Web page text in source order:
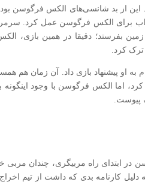
از بد شانسی‌های الکس فرگوسن بوده
برای الکس فرگوسن عمل کرد.
بفرستد؛ دقیقا در همین بازی،
۱۹۶۸ تیم ناتینگهام به او پیشنهاد بازی داد.
کرد، اما الکس فرگوسن با وجود
پیوست.
در ابتدای راه مربیگری، چندان مربی
دلیل کارنامه بدی که داشت از تیم